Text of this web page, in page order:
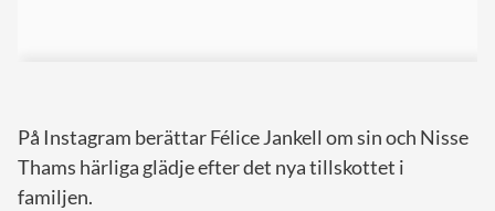
På Instagram berättar Félice Jankell om sin och Nisse
Thams härliga glädje efter det nya tillskottet i
familjen.